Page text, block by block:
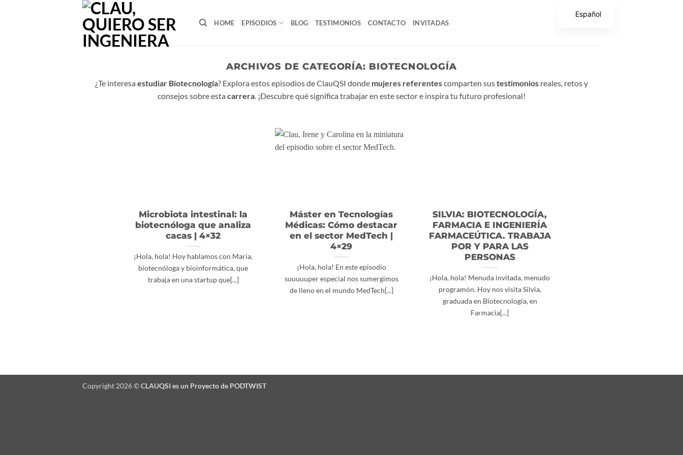
HOME EPISODIOS BLOG TESTIMONIOS CONTACTO INVITADAS
ARCHIVOS DE CATEGORÍA: BIOTECNOLOGÍA
¿Te interesa estudiar Biotecnología? Explora estos episodios de ClauQSI donde mujeres referentescomparten sustestimonios reales, retos y
consejos sobre esta carrera. ¡Descubre qué significa trabajar en este sector e inspira tu futuro profesional!
Microbiota intestinal: la
biotecnóloga que analiza
cacas | 4×32
¡Hola, hola! Hoy hablamos con María,
biotecnóloga y bioinformática, que
trabaja en una startup que[...]
Máster en Tecnologías
Médicas: Cómo destacar
en el sector MedTech |
4×29
¡Hola, hola! En este episodio
suuuuuper especial nos sumergimos
de lleno en el mundo MedTech[...]
SILVIA: BIOTECNOLOGÍA,
FARMACIA E INGENIERÍA
FARMACEÚTICA. TRABAJA
POR Y PARA LAS
PERSONAS
¡Hola, hola! Menuda invitada, menudo
programón. Hoy nos visita Silvia,
graduada en Biotecnología, en
Farmacia[...]
Copyright 2026 ©CLAUQSI es un Proyecto de PODTWIST
Español